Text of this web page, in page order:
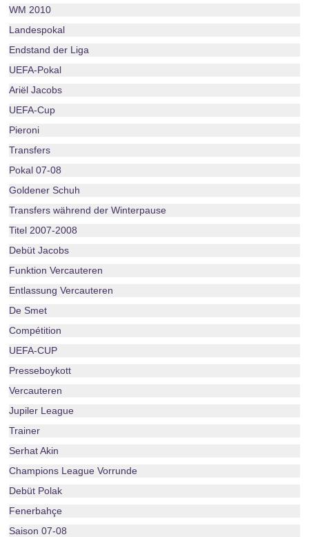
WM 2010
Landespokal
Endstand der Liga
UEFA-Pokal
Ariël Jacobs
UEFA-Cup
Pieroni
Transfers
Pokal 07-08
Goldener Schuh
Transfers während der Winterpause
Titel 2007-2008
Debüt Jacobs
Funktion Vercauteren
Entlassung Vercauteren
De Smet
Compétition
UEFA-CUP
Presseboykott
Vercauteren
Jupiler League
Trainer
Serhat Akin
Champions League Vorrunde
Debüt Polak
Fenerbahçe
Saison 07-08